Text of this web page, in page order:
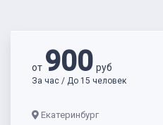
от 900руб
За час / До 15 человек
Екатеринбург